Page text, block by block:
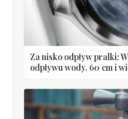
Za nisko odpływ pralki:
odpływu wody, 60 cm i